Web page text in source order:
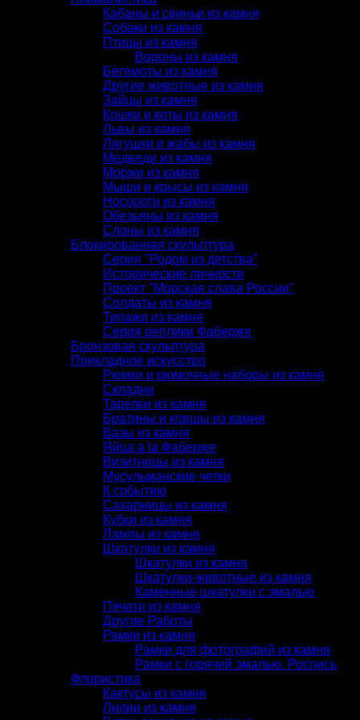
Кабаны и свиньи из камня
Собаки из камня
Птицы из камня
Вороны из камня
Бегемоты из камня
Другие животные из камня
Зайцы из камня
Кошки и коты из камня
Львы из камня
Лягушки и жабы из камня
Медведи из камня
Моржи из камня
Мыши и крысы из камня
Носороги из камня
Обезьяны из камня
Слоны из камня
Блокированная скульптура
Серия "Родом из детства"
Исторические личности
Проект "Морская слава России"
Солдаты из камня
Типажи из камня
Серия реплики Фаберже
Бронзовая скульптура
Прикладное искусство
Рюмки и рюмочные наборы из камня
Складни
Тарелки из камня
Братины и ковшы из камня
Вазы из камня
Яйца a la Фаберже
Визитницы из камня
Мусульманские четки
К событию
Сахарницы из камня
Кубки из камня
Лампы из камня
Шкатулки из камня
Шкатулки из камня
Шкатулки-животные из камня
Каменные шкатулки с эмалью
Печати из камня
Другие Работы
Рамки из камня
Рамки для фотографий из камня
Рамки с горячей эмалью. Роспись
Флористика
Кактусы из камня
Лилии из камня